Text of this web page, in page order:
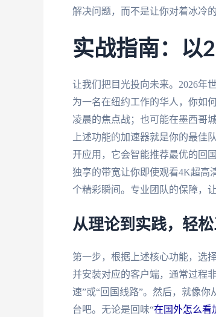
解决问题，而不是让你对着冰冷
实战指南：以
让我们把目光投向未来。2026年
为一名在纽约工作的华人，你如
凌晨的焦点战；也可能在墨西哥
上述功能的加速器就是你的最佳
开应用，它会智能推荐最优的回
独享的带宽让你即使观看4K超高
个精彩瞬间。专业团队的保障，
从理论到实践，轻
第一步，根据上述核心功能，选
并安装对应的客户端，通常过程
速”或“回国线路”。然后，就像
台吧。无论是回味“在国外怎么看